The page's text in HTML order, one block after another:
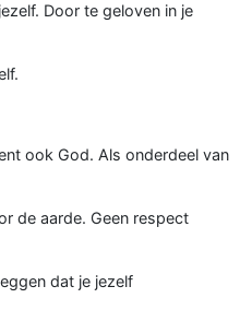
Door te geloven in je
ook God. Als onderdeel van
de aarde. Geen respect
dat je jezelf